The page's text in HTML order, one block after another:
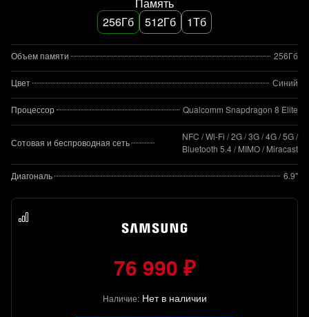
256Гб
512Гб 1Тб
Объем памяти 256Гб
Цвет Синий
Процессор Qualcomm Snapdragon 8 Elite
Сотовая и беспроводная сеть
NFC / Wi-Fi / 2G / 3G / 4G / 5G /
Bluetooth 5.4 / MIMO / Miracast
Диагональ 6.9"
76 990 ₽
Наличие: Нет в наличии